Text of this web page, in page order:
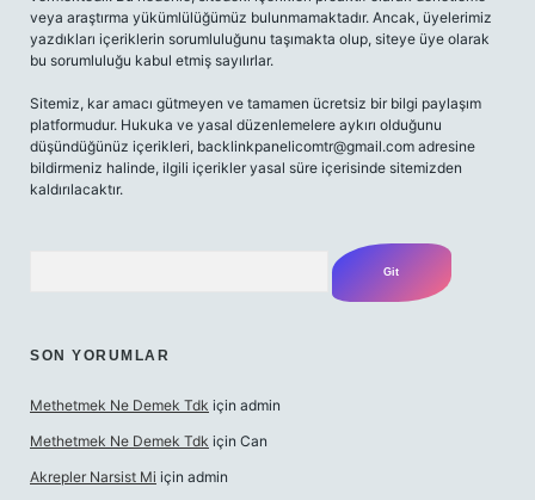
veya araştırma yükümlülüğümüz bulunmamaktadır. Ancak, üyelerimiz
yazdıkları içeriklerin sorumluluğunu taşımakta olup, siteye üye olarak
bu sorumluluğu kabul etmiş sayılırlar.
Sitemiz, kar amacı gütmeyen ve tamamen ücretsiz bir bilgi paylaşım
platformudur. Hukuka ve yasal düzenlemelere aykırı olduğunu
düşündüğünüz içerikleri, backlinkpanelicomtr@gmail.com adresine
bildirmeniz halinde, ilgili içerikler yasal süre içerisinde sitemizden
kaldırılacaktır.
SON YORUMLAR
Methetmek Ne Demek Tdk için admin
Methetmek Ne Demek Tdk için Can
Akrepler Narsist Mi için admin